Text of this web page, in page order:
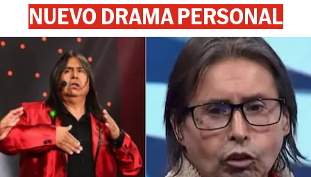
NUEVO DRAMA PERSONAL